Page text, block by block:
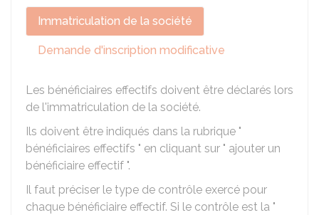
Immatriculation de la société
Demande d'inscription modificative
Les bénéficiaires effectifs doivent être déclarés lors
de l'immatriculation de la société.
Ils doivent être indiqués dans la rubrique "
bénéficiaires effectifs " en cliquant sur " ajouter un
bénéficiaire effectif ".
Il faut préciser le type de contrôle exercé pour
chaque bénéficiaire effectif. Si le contrôle est la "